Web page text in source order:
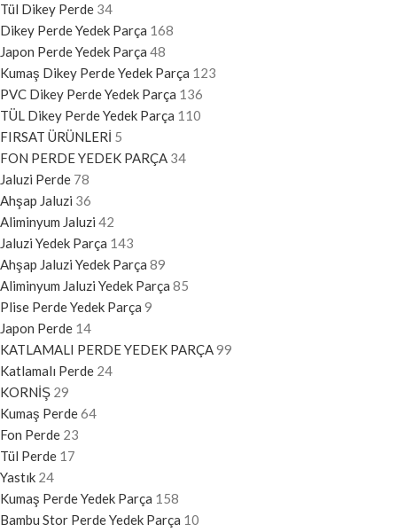
Tül Dikey Perde 34
Dikey Perde Yedek Parça 168
Japon Perde Yedek Parça 48
Kumaş Dikey Perde Yedek Parça 123
PVC Dikey Perde Yedek Parça 136
TÜL Dikey Perde Yedek Parça 110
FIRSAT ÜRÜNLERİ 5
FON PERDE YEDEK PARÇA 34
Jaluzi Perde 78
Ahşap Jaluzi 36
Aliminyum Jaluzi 42
Jaluzi Yedek Parça 143
Ahşap Jaluzi Yedek Parça 89
Aliminyum Jaluzi Yedek Parça 85
Plise Perde Yedek Parça 9
Japon Perde 14
KATLAMALI PERDE YEDEK PARÇA99
Katlamalı Perde 24
KORNİŞ 29
Kumaş Perde64
Fon Perde 23
Tül Perde 17
Yastık 24
Kumaş Perde Yedek Parça 158
Bambu Stor Perde Yedek Parça 10